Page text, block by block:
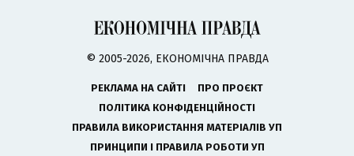
© 2005-2026, ЕКОНОМІЧНА ПРАВДА
РЕКЛАМА НА САЙТІ
ПРО ПРОЄКТ
ПОЛІТИКА КОНФІДЕНЦІЙНОСТІ
ПРАВИЛА ВИКОРИСТАННЯ МАТЕРІАЛІВ УП
ПРИНЦИПИ І ПРАВИЛА РОБОТИ УП